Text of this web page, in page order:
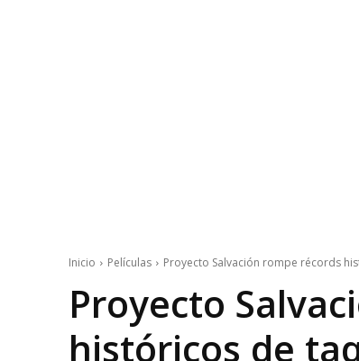
Inicio Películas Proyecto Salvación rompe récords
Proyecto
históricos de